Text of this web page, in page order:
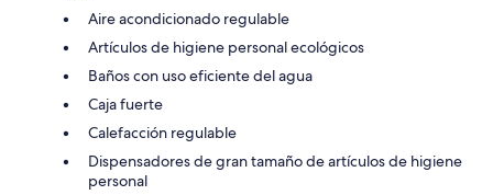
Aire acondicionado regulable
Artículos de higiene personal ecológicos
Baños con uso eficiente del agua
Caja fuerte
Calefacción regulable
Dispensadores de gran tamaño de artículos de higiene
personal